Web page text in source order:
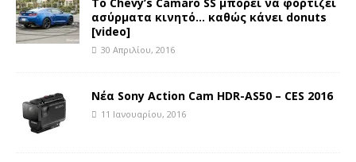
ασύρματα κινητό… καθώς κάνει donuts
[video]
30 Απριλίου, 2016
Νέα Sony Action Cam HDR-AS50 – CES 2016
11 Ιανουαρίου, 2016